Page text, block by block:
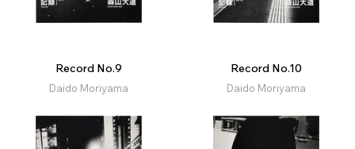
Record No.9
Daido Moriyama
Record No.10
Daido Moriyama